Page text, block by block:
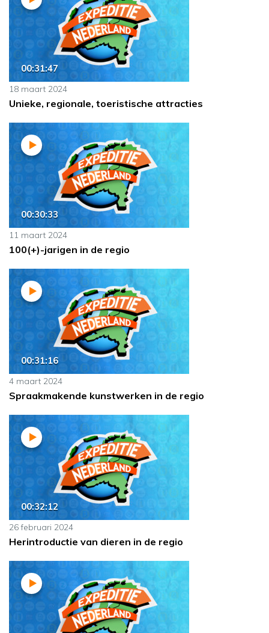
00:31:47
18 maart 2024
Unieke, regionale, toeristische attracties
00:30:33
11 maart 2024
100(+)-jarigen in de regio
00:31:16
4 maart 2024
Spraakmakende kunstwerken in de regio
00:32:12
26 februari 2024
Herintroductie van dieren in de regio